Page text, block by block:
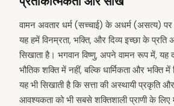
वामन अवतार धर्म (सच्चाई) के अधर्म (असत्य)
यह हमें विनम्रता, भक्ति, और दिव्य इच्छा के प्रति
सिखाता है। भगवान विष्णु, अपने वामन रूप में, यह
भौतिक शक्ति में नहीं, बल्कि धार्मिकता और भक्ति
यह भी सिखाती है कि सत्ता की अस्थायी प्रकृति
आवश्यकता को भी सबसे शक्तिशाली प्राणी के लिए